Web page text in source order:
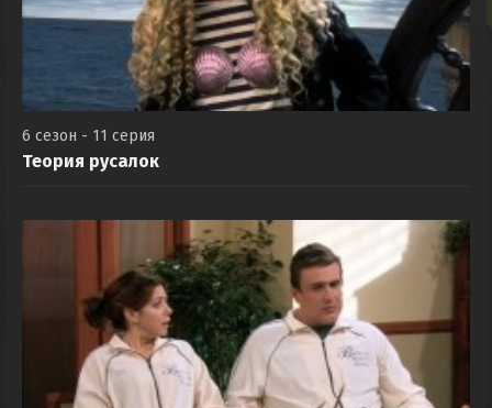
6 сезон - 11 серия
Теория русалок